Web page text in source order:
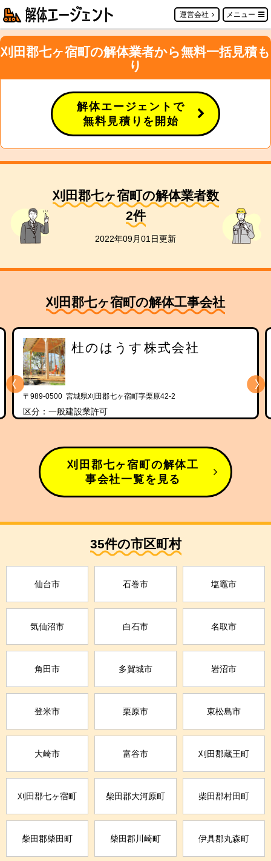
運営会社 メニュー
刈田郡七ヶ宿町の解体業者から無料一括見積も
り
解体エージェントで
無料見積りを開始
刈田郡七ヶ宿町の解体業者数
2件
2022年09月01日更新
刈田郡七ヶ宿町の解体工事会社
杜のはうす株式会社
〒989-0500 宮城県刈田郡七ヶ宿町字栗原42-2
区分：一般建設業許可
刈田郡七ヶ宿町の解体工
事会社一覧を見る
35件の市区町村
仙台市 石巻市 塩竈市
気仙沼市 白石市 名取市
角田市 多賀城市 岩沼市
登米市 栗原市 東松島市
大崎市 富谷市 刈田郡蔵王町
刈田郡七ヶ宿町 柴田郡大河原町 柴田郡村田町
柴田郡柴田町 柴田郡川崎町 伊具郡丸森町